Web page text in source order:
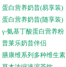
蛋白营养奶昔(易享装)
蛋白营养奶昔(随享装)
γ-氨基丁酸蛋白营养粉
普莱乐奶昔伴侣
膳康维系列多种维生素